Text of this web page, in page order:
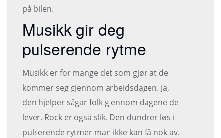
på bilen.
Musikk gir deg
pulserende rytme
Musikk er for mange det som gjør at de
kommer seg gjennom arbeidsdagen. Ja,
den hjelper sågar folk gjennom dagene de
lever. Rock er også slik. Den dundrer løs i
pulserende rytmer man ikke kan få nok av.